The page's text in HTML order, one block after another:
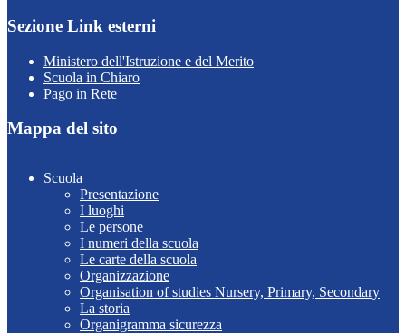
Sezione Link esterni
Ministero dell'Istruzione e del Merito
Scuola in Chiaro
Pago in Rete
Mappa del sito
Scuola
Presentazione
I luoghi
Le persone
I numeri della scuola
Le carte della scuola
Organizzazione
Organisation of studies Nursery, Primary, Secondary
La storia
Organigramma sicurezza